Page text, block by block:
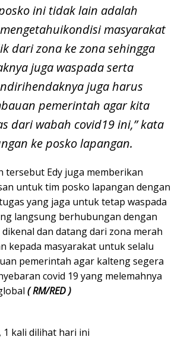
ini tidak lain adalah
masyarakat
dari zona ke zona sehingga
juga waspada serta
juga harus
pemerintah agar kita
dari wabah covid19 ini,” kata
ke posko lapangan.
tersebut Edy juga memberikan
untuk tim posko lapangan dengan
yang jaga untuk tetap waspada
langsung berhubungan dengan
dan datang dari zona merah
kepada masyarakat untuk selalu
pemerintah agar kalteng segera
covid 19 yang melemahnya
( RM/RED )
, 1 kali dilihat hari ini